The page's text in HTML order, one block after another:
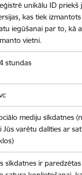
unikālu ID priekš
kas tiek
iegūšanai par to, kā
vietni.
stundas
mediju sīkdatnes
Jūs varētu dalīties ar
sīkdatnes ir